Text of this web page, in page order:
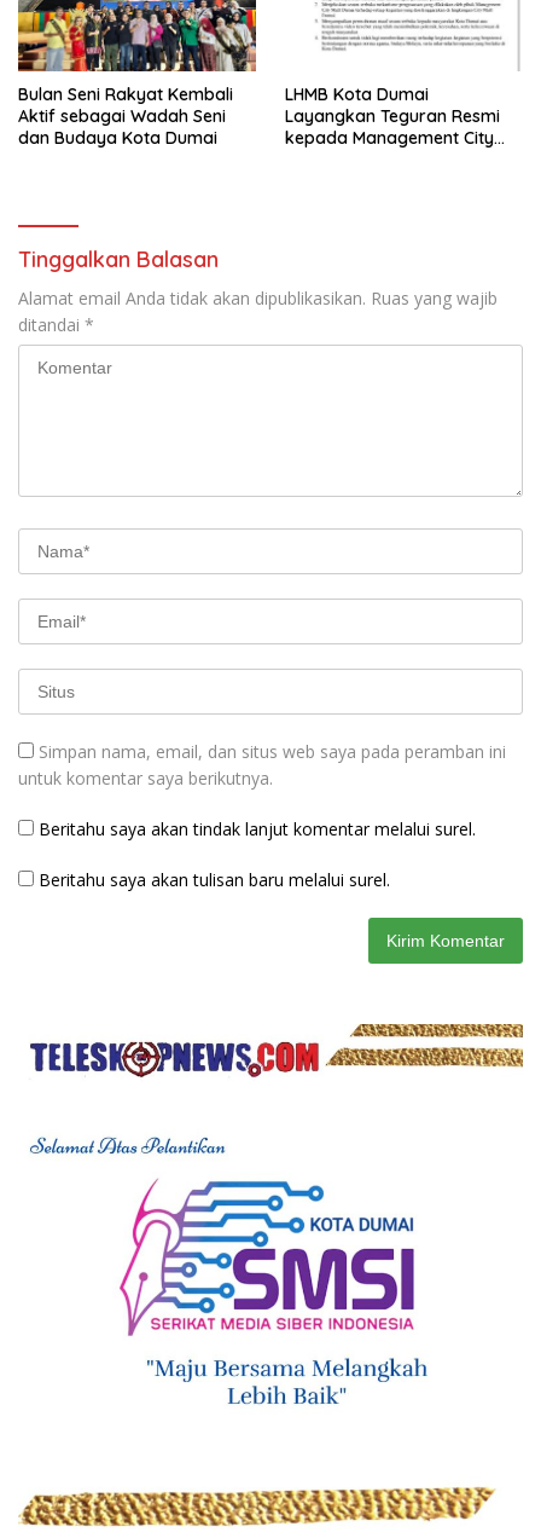
Bulan Seni Rakyat Kembali
Aktif sebagai Wadah Seni
dan Budaya Kota Dumai
LHMB Kota Dumai
Layangkan Teguran Resmi
kepada Management City
Tinggalkan Balasan
Alamat email Anda tidak akan dipublikasikan. Ruas yang wajib
ditandai *
Simpan nama, email, dan situs web saya pada peramban ini
untuk komentar saya berikutnya.
Beritahu saya akan tindak lanjut komentar melalui surel.
Beritahu saya akan tulisan baru melalui surel.